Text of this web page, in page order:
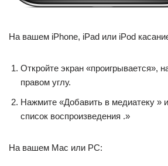
На вашем iPhone, iPad или iPod
Откройте экран «проигрывается»,
правом углу.
Нажмите «Добавить в медиатеку »
список воспроизведения .»
На вашем Mac или PC: